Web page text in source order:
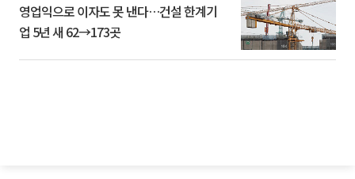
영업익으로 이자도 못 낸다…건설 한계기
업 5년 새 62→173곳